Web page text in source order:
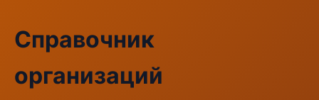
Справочник
организаций